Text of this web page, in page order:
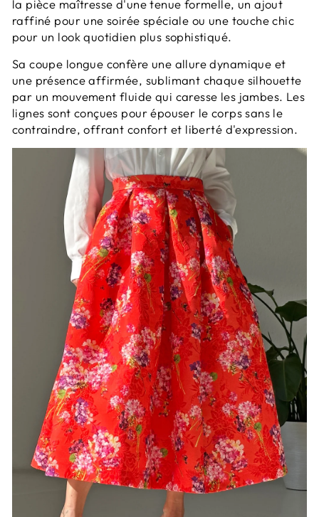
la pièce maîtresse d'une tenue formelle, un ajout
raffiné pour une soirée spéciale ou une touche chic
pour un look quotidien plus sophistiqué.
Sa coupe longue confère une allure dynamique et
une présence affirmée, sublimant chaque silhouette
par un mouvement fluide qui caresse les jambes. Les
lignes sont conçues pour épouser le corps sans le
contraindre, offrant confort et liberté d'expression.